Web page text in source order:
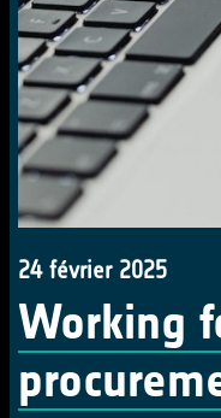
24 février 2025
Working